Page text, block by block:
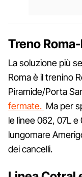
Treno
La soluzione più
Roma è il trenino
Piramide/Porta
fermate. Ma per
le linee 062, 07L
lungomare
dei cancelli.